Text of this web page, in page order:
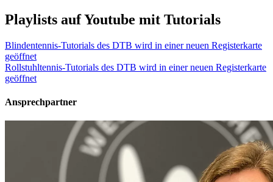
Playlists auf Youtube mit Tutorials
Blindentennis-Tutorials des DTB wird in einer neuen Registerkarte
geöffnet
Rollstuhltennis-Tutorials des DTB wird in einer neuen Registerkarte
geöffnet
Ansprechpartner